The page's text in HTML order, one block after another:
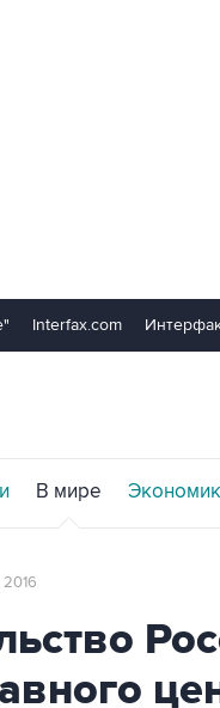
Interfax.com
В мире
2016